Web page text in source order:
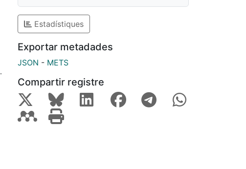
Estadístiques
Exportar metadades
JSON - METS
Compartir registre